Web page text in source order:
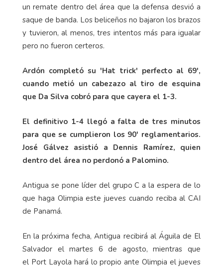
un remate dentro del área que la defensa desvió a
saque de banda. Los beliceños no bajaron los brazos
y tuvieron, al menos, tres intentos más para igualar
pero no fueron certeros.
Ardón completó su 'Hat trick' perfecto al 69',
cuando metió un cabezazo al tiro de esquina
que Da Silva cobró para que cayera el 1-3.
El definitivo 1-4 llegó a falta de tres minutos
para que se cumplieron los 90' reglamentarios.
José Gálvez asistió a Dennis Ramírez, quien
dentro del área no perdonó a Palomino.
Antigua se pone líder del grupo C a la espera de lo
que haga Olimpia este jueves cuando reciba al CAI
de Panamá.
En la próxima fecha, Antigua recibirá al Águila de El
Salvador el martes 6 de agosto, mientras que
el Port Layola hará lo propio ante Olimpia el jueves